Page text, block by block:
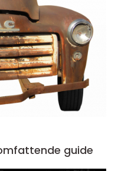
guide